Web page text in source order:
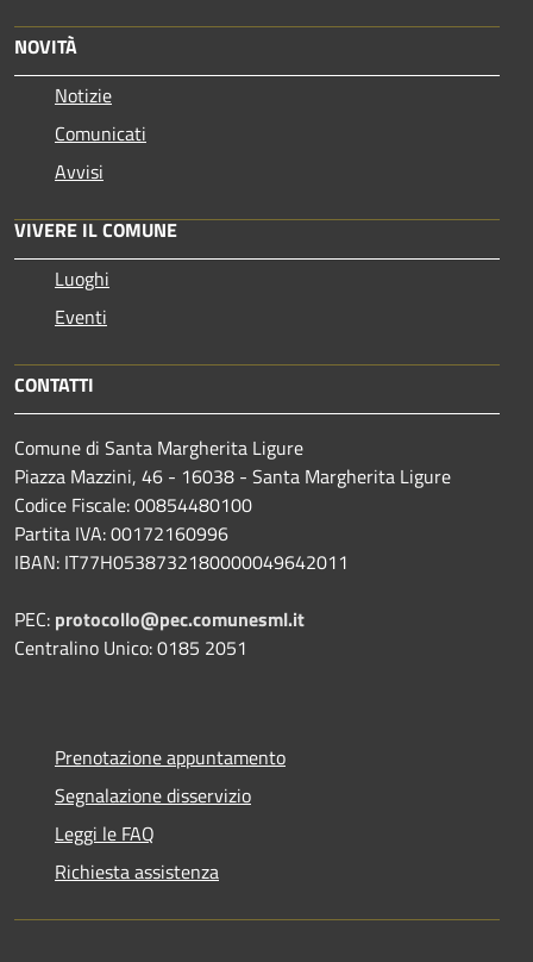
NOVITÀ
Notizie
Comunicati
Avvisi
VIVERE IL COMUNE
Luoghi
Eventi
CONTATTI
Comune di Santa Margherita Ligure
Piazza Mazzini, 46 - 16038 - Santa Margherita Ligure
Codice Fiscale: 00854480100
Partita IVA: 00172160996
IBAN: IT77H0538732180000049642011
PEC: protocollo@pec.comunesml.it
Centralino Unico: 0185 2051
Prenotazione appuntamento
Segnalazione disservizio
Leggi le FAQ
Richiesta assistenza